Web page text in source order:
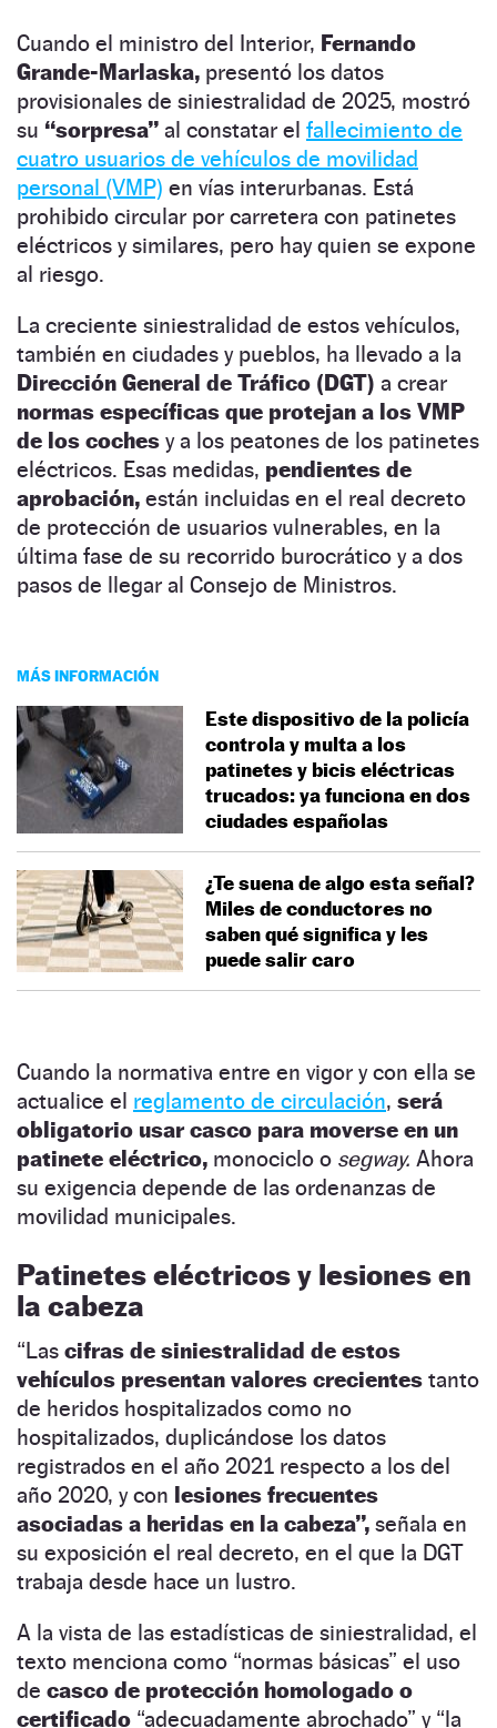
Cuando el ministro del Interior, Fernando
Grande-Marlaska, presentó los datos
provisionales de siniestralidad de 2025, mostró
su “sorpresa” al constatar el fallecimiento de
cuatro usuarios de vehículos de movilidad
personal (VMP) en vías interurbanas. Está
prohibido circular por carretera con patinetes
eléctricos y similares, pero hay quien se expone
al riesgo.
La creciente siniestralidad de estos vehículos,
también en ciudades y pueblos, ha llevado a la
Dirección General de Tráfico (DGT) a crear
normas específicas que protejan a los VMP
de los coches y a los peatones de los patinetes
eléctricos. Esas medidas, pendientes de
aprobación, están incluidas en el real decreto
de protección de usuarios vulnerables, en la
última fase de su recorrido burocrático y a dos
pasos de llegar al Consejo de Ministros.
MÁS INFORMACIÓN
Este dispositivo de la policía
controla y multa a los
patinetes y bicis eléctricas
trucados: ya funciona en dos
ciudades españolas
¿Te suena de algo esta señal?
Miles de conductores no
saben qué significa y les
puede salir caro
Cuando la normativa entre en vigor y con ella se
actualice el reglamento de circulación, será
obligatorio usar casco para moverse en un
patinete eléctrico, monociclo o segway. Ahora
su exigencia depende de las ordenanzas de
movilidad municipales.
Patinetes eléctricos y lesiones en
la cabeza
“Las cifras de siniestralidad de estos
vehículos presentan valores crecientes tanto
de heridos hospitalizados como no
hospitalizados, duplicándose los datos
registrados en el año 2021 respecto a los del
año 2020, y con lesiones frecuentes
asociadas a heridas en la cabeza”, señala en
su exposición el real decreto, en el que la DGT
trabaja desde hace un lustro.
A la vista de las estadísticas de siniestralidad, el
texto menciona como “normas básicas” el uso
de casco de protección homologado o
certificado “adecuadamente abrochado” y “la